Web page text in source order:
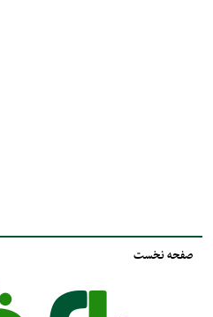
صفحه نخست